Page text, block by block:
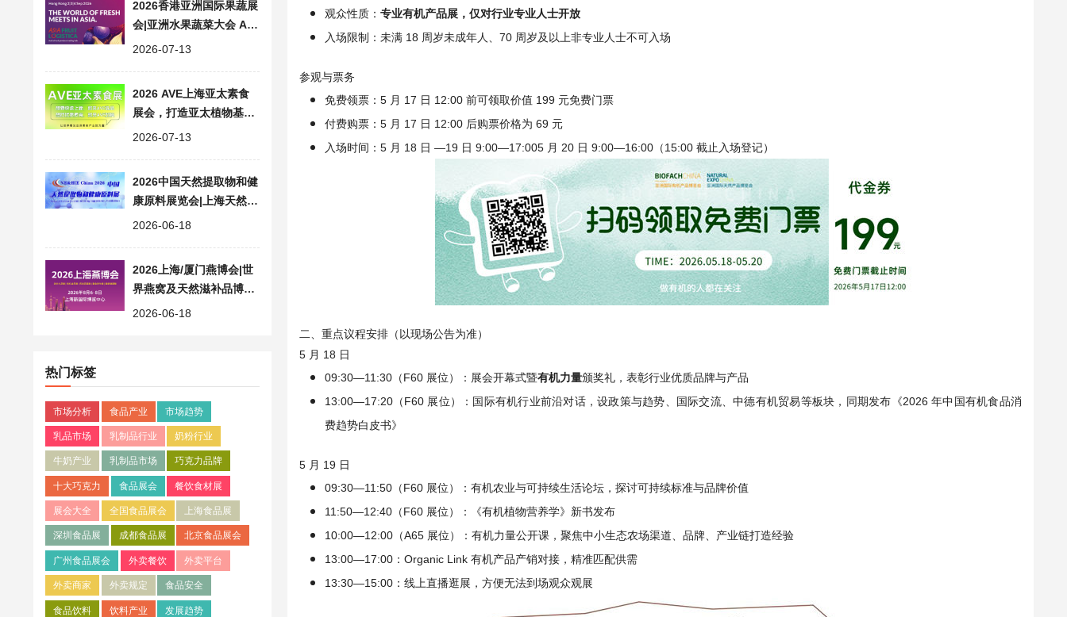
2026香港亚洲国际果蔬展
会|亚洲水果蔬菜大会 ASI
A FRUIT LOGISTICA
2026-07-13
2026 AVE上海亚太素食
展会，打造亚太植物基产
业交流高地
2026-07-13
2026中国天然提取物和健
康原料展览会|上海天然原
料展 NE&HIE China
2026-06-18
2026上海/厦门燕博会|世
界燕窝及天然滋补品博览
会|营养健康食品展
2026-06-18
热门标签
市场分析 食品产业 市场趋势
乳品市场 乳制品行业 奶粉行业
牛奶产业 乳制品市场 巧克力品牌
十大巧克力 食品展会 餐饮食材展
展会大全 全国食品展会 上海食品展
深圳食品展 成都食品展 北京食品展会
广州食品展会 外卖餐饮 外卖平台
外卖商家 外卖规定 食品安全
食品饮料 饮料产业 发展趋势
观众性质： 专业有机产品展，仅对行业专业人士开放
入场限制：未满 18 周岁未成年人、70 周岁及以上非专业人士不可入场
参观与票务
免费领票：5 月 17 日 12:00 前可领取价值 199 元免费门票
付费购票：5 月 17 日 12:00 后购票价格为 69 元
入场时间：5 月 18 日 —19 日 9:00—17:005 月 20 日 9:00—16:00（15:00 截止入场登记）
二、重点议程安排（以现场公告为准）
5 月 18 日
09:30—11:30（F60 展位）：展会开幕式暨有机力量颁奖礼，表彰行业优质品牌与产品
13:00—17:20（F60 展位）：国际有机行业前沿对话，设政策与趋势、国际交流、中德有机贸易等板块，同期发布《2026 年中国有机食品消
费趋势白皮书》
5 月 19 日
09:30—11:50（F60 展位）：有机农业与可持续生活论坛，探讨可持续标准与品牌价值
11:50—12:40（F60 展位）：《有机植物营养学》新书发布
10:00—12:00（A65 展位）：有机力量公开课，聚焦中小生态农场渠道、品牌、产业链打造经验
13:00—17:00：Organic Link 有机产品产销对接，精准匹配供需
13:30—15:00：线上直播逛展，方便无法到场观众观展